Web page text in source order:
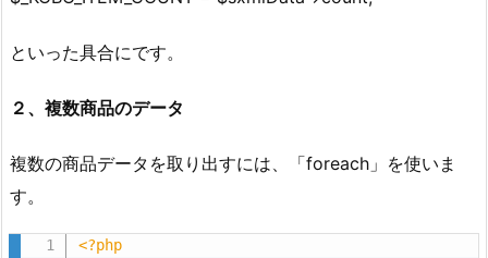
といった具合にです。
２、複数商品のデータ
複数の商品データを取り出すには、「foreach」を使いま
す。
<?php